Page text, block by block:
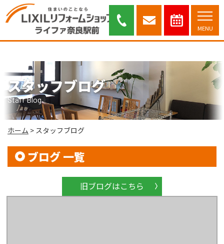
MENU
スタッフブログ｜奈良市・木津川市を中心に安心と信頼のリフォーム提案を
行っております。
スタッフブログ
Staff Blog
ホーム > スタッフブログ
ブログ 一覧
旧ブログはこちら